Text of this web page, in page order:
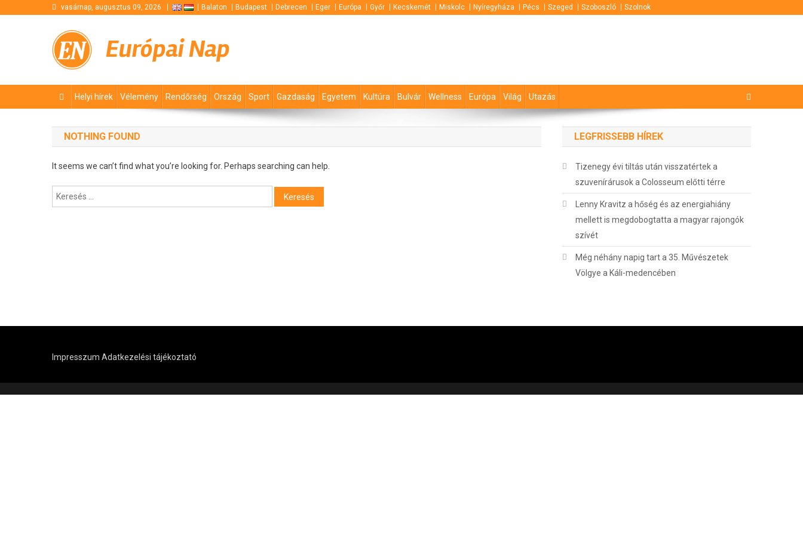
vasárnap, augusztus 09, 2026 Balaton Budapest Debrecen Eger Európa Győr Kecskemét Miskolc Nyíregyháza Pécs Szeged Szoboszló Szolnok
Európai Nap
Helyi hírek Vélemény Rendőrség Ország Sport Gazdaság Egyetem Kultúra Bulvár Wellness Európa Világ Utazás
NOTHING FOUND
It seems we can’t find what you’re looking for. Perhaps searching can help.
Keresés:
LEGFRISSEBB HÍREK
Tizenegy évi tiltás után visszatértek a
szuvenírárusok a Colosseum előtti térre
Lenny Kravitz a hőség és az energiahiány
mellett is megdobogtatta a magyar rajongók
szívét
Még néhány napig tart a 35. Művészetek
Völgye a Káli-medencében
Impresszum Adatkezelési tájékoztató